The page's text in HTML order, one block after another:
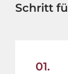
Schritt
01.